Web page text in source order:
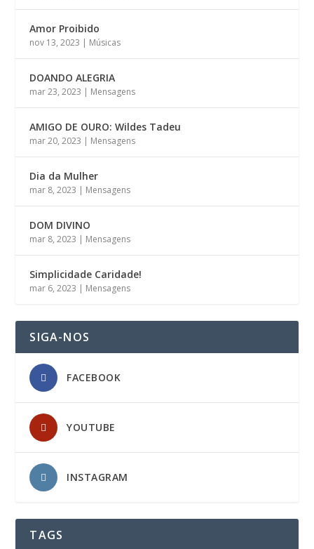
Amor Proibido
nov 13, 2023 | Músicas
DOANDO ALEGRIA
mar 23, 2023 | Mensagens
AMIGO DE OURO: Wildes Tadeu
mar 20, 2023 | Mensagens
Dia da Mulher
mar 8, 2023 | Mensagens
DOM DIVINO
mar 8, 2023 | Mensagens
Simplicidade Caridade!
mar 6, 2023 | Mensagens
SIGA-NOS
FACEBOOK
YOUTUBE
INSTAGRAM
TAGS